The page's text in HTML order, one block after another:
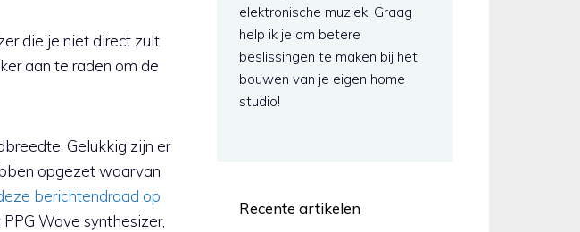
die je niet direct zult
aan te raden om de
Gelukkig zijn er
opgezet waarvan
berichtendraad op
Wave synthesizer,
elektronische muziek. Graag
help ik je om betere
beslissingen te maken bij het
bouwen van je eigen home
studio!
Recente artikelen